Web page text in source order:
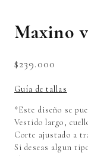
Maxino
$239.000
Guía de tallas
*Este diseño se
Vestido largo,
Corte ajustado a
Si deseas algun